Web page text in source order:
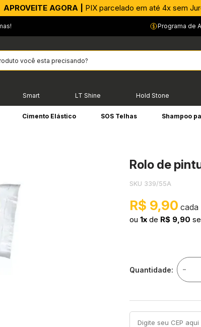
APROVEITE AGORA | PIX parcelado em até 4x sem
Programa de
Smart LT Shine Hold Stone
Cimento Elástico SOS Telhas Shampoo
Rolo de
SKU 339/55A
R$ 9,90
ou1x de R$ 9,90
Quantidade: -